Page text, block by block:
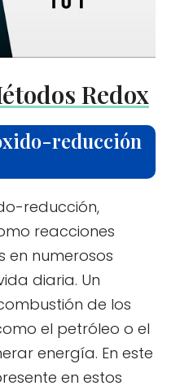
Redox
reducción
reducción,
reacciones
en numerosos
diaria. Un
de los
el petróleo o el
energía. En este
en estos